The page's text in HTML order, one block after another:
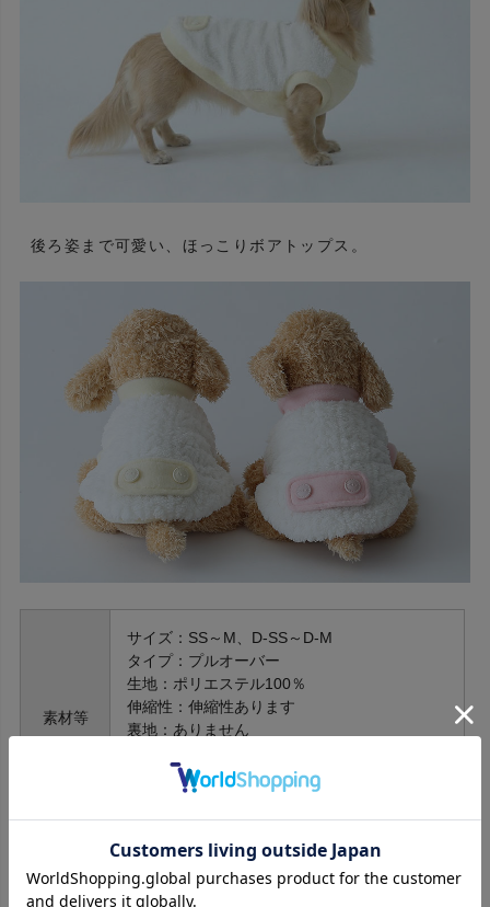
後ろ姿まで可愛い、ほっこりボアトップス。
素材等
サイズ：SS～M、D-SS～D-M
タイプ：プルオーバー
生地：ポリエステル100％
伸縮性：伸縮性あります
裏地：ありません
取扱い：手洗い
原産国：日本製
サイズ 首周り 胴周り 後着丈
前着丈